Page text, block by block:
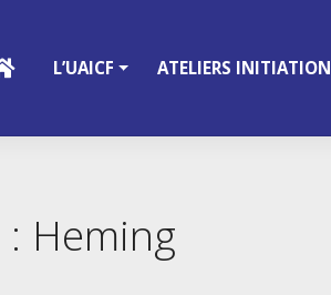
L’UAICF ATELIERS INITIATION
Heming